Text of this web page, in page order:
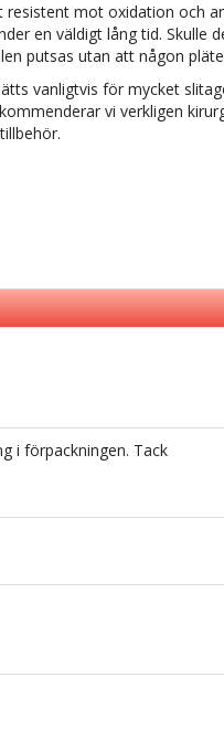
resistent mot oxidation och
en väldigt lång tid. Skulle
putsas utan att någon
vanligtvis för mycket
vi verkligen
i förpackningen. Tack